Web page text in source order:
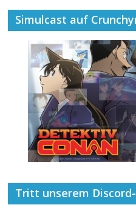
Simulcast auf
Tritt unserem